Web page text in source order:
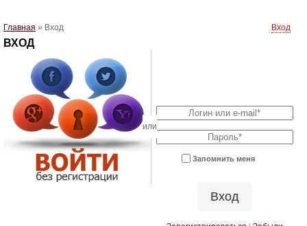
Главная » Вход Вход
ВХОД
Запомнить меня